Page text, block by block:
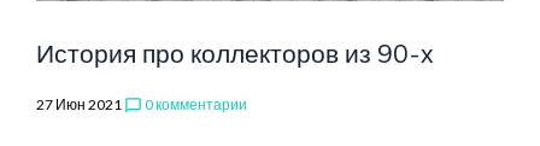
История про коллекторов из 90-х
27 Июн 2021 chat_bubble_outline 0 комментарии